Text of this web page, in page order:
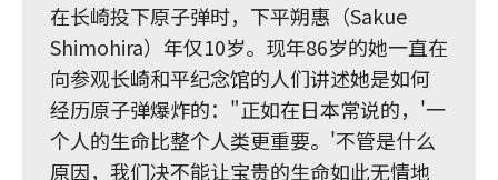
在长崎投下原子弹时，下平朔惠（Sakue
Shimohira）年仅10岁。现年86岁的她一直在
向参观长崎和平纪念馆的人们讲述她是如何
经历原子弹爆炸的："正如在日本常说的，'一
个人的生命比整个人类更重要。'不管是什么
原因，我们决不能让宝贵的生命如此无情地